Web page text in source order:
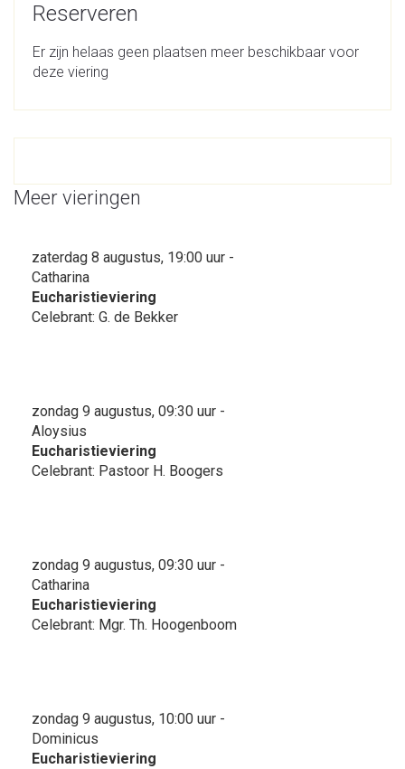
Reserveren
Er zijn helaas geen plaatsen meer beschikbaar voor
deze viering
Meer vieringen
zaterdag 8 augustus, 19:00 uur -
Catharina
Eucharistieviering
Celebrant: G. de Bekker
zondag 9 augustus, 09:30 uur -
Aloysius
Eucharistieviering
Celebrant: Pastoor H. Boogers
zondag 9 augustus, 09:30 uur -
Catharina
Eucharistieviering
Celebrant: Mgr. Th. Hoogenboom
zondag 9 augustus, 10:00 uur -
Dominicus
Eucharistieviering